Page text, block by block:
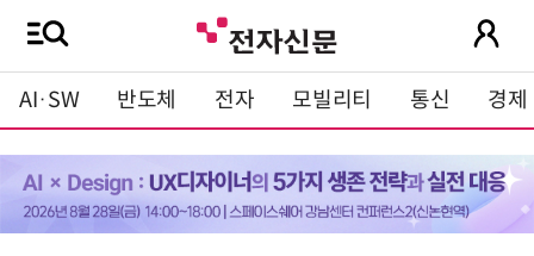
AI·SW 반도체 전자 모빌리티 통신 경제